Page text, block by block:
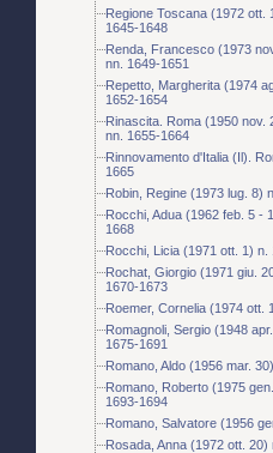
Regione Toscana (1972 ott.
1645-1648
Renda, Francesco (1973
nn. 1649-1651
Repetto, Margherita (1974
1652-1654
Rinascita. Roma (1950 nov.
nn. 1655-1664
Rinnovamento d'Italia (Il).
1665
Robin, Regine (1973 lug. 8)
Rocchi, Adua (1962 feb. 5 -
1668
Rocchi, Licia (1971 ott. 1) n.
Rochat, Giorgio (1971 giu.
1670-1673
Roemer, Cornelia (1974 ott.
Romagnoli, Sergio (1948
1675-1691
Romano, Aldo (1956 mar.
Romano, Roberto (1975
1693-1694
Romano, Salvatore (1956
Rosada, Anna (1972 ott. 20)